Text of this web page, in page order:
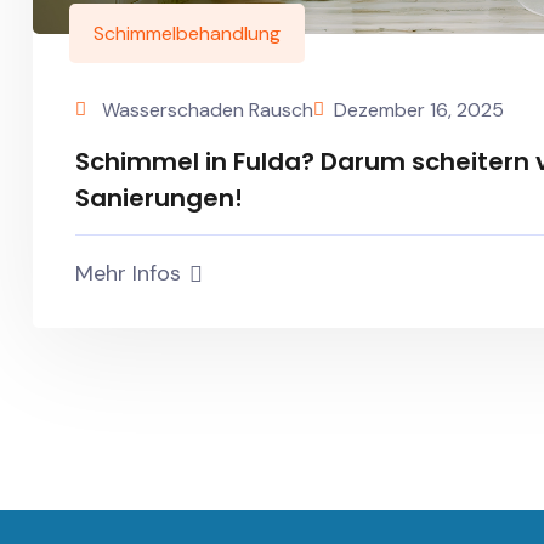
Schimmelbehandlung
Wasserschaden Rausch Dezember 16, 2025
Schimmel in Fulda? Darum scheitern
Sanierungen!
Mehr Infos